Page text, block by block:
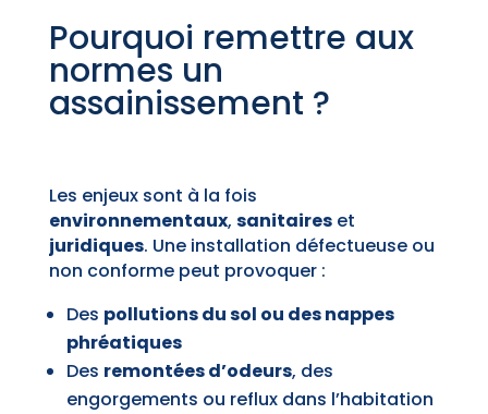
Pourquoi remettre aux
normes un
assainissement ?
Les enjeux sont à la fois
environnementaux, sanitaireset
juridiques. Une installation défectueuse ou
non conforme peut provoquer :
Des pollutions du sol ou des nappes
phréatiques
Des remontées d’odeurs, des
engorgements ou reflux dans l’habitation